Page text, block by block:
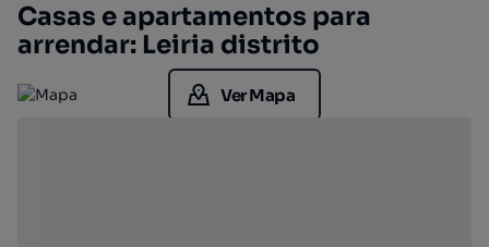
Casas e apartamentos para
arrendar: Leiria distrito
Ver Mapa